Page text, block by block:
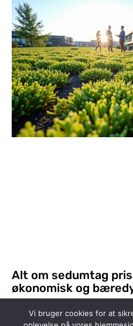
Alt om sedumtag
økonomisk og
Vi bruger cookies for at